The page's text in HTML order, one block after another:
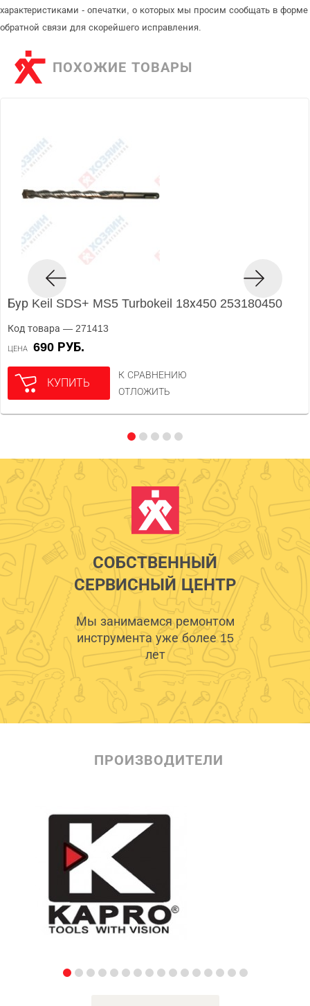
характеристиками - опечатки, о которых мы просим сообщать в форме
обратной связи для скорейшего исправления.
ПОХОЖИЕ ТОВАРЫ
Бур Keil SDS+ MS5 Turbokeil 18х450 253180450
Код товара — 271413
ЦЕНА 690 РУБ.
КУПИТЬ
К СРАВНЕНИЮ
ОТЛОЖИТЬ
СОБСТВЕННЫЙ
СЕРВИСНЫЙ ЦЕНТР
Мы занимаемся ремонтом
инструмента уже более 15
лет
ПРОИЗВОДИТЕЛИ